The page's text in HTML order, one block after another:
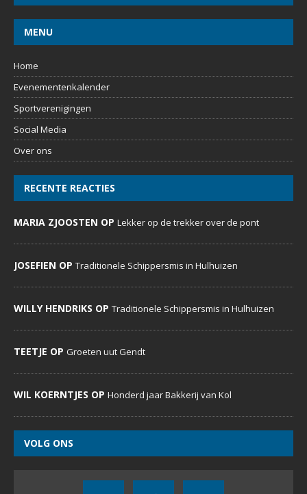
MENU
Home
Evenementenkalender
Sportverenigingen
Social Media
Over ons
RECENTE REACTIES
MARIA ZJOOSTEN OP Lekker op de trekker over de pont
JOSEFIEN OP Traditionele Schippersmis in Hulhuizen
WILLY HENDRIKS OP Traditionele Schippersmis in Hulhuizen
TEETJE OP Groeten uut Gendt
WIL KOERNTJES OP Honderd jaar Bakkerij van Kol
VOLG ONS